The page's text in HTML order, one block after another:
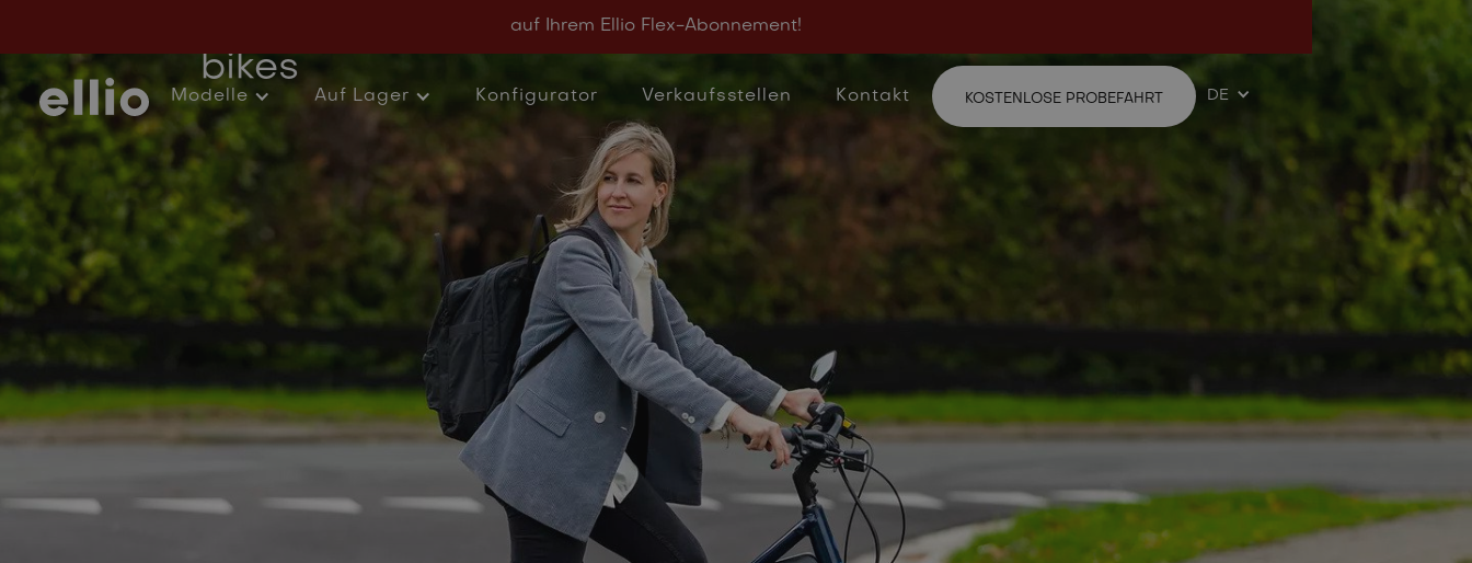
auf Ihrem Ellio Flex-Abonnement!
Modelle Auf Lager Konfigurator Verkaufsstellen Kontakt KOSTENLOSE PROBEFAHRT DE
Knack - Uitsluitend E-
bikes